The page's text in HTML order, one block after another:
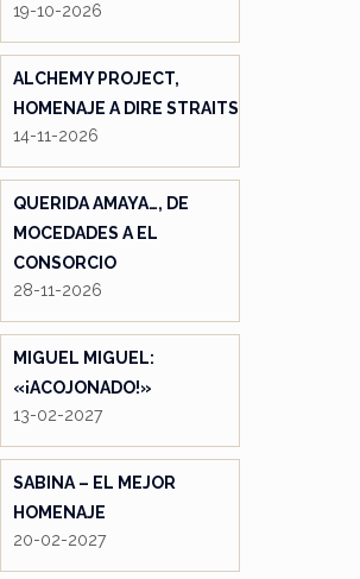
19-10-2026
ALCHEMY PROJECT,
HOMENAJE A DIRE STRAITS
14-11-2026
QUERIDA AMAYA…, DE
MOCEDADES A EL
CONSORCIO
28-11-2026
MIGUEL MIGUEL:
«¡ACOJONADO!»
13-02-2027
SABINA – EL MEJOR
HOMENAJE
20-02-2027